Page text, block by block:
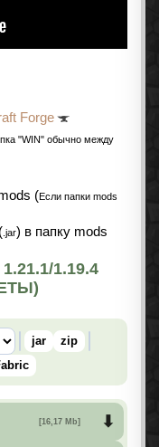
Forge
"WIN" обычно между
(Если папки mods
.jar) в папку mods
1.19.4
jar
zip
[16,17 Mb]